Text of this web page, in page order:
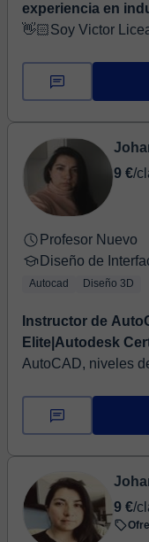
experiencia en
👋🏻Soy Victor
ingenieros
9 €/
Profesor Nuevo
Diseño de
Autocad Diseño 3D
Instructor de
Elite|Autodesk
AutoCAD, niveles
según necesidad o
9 €/